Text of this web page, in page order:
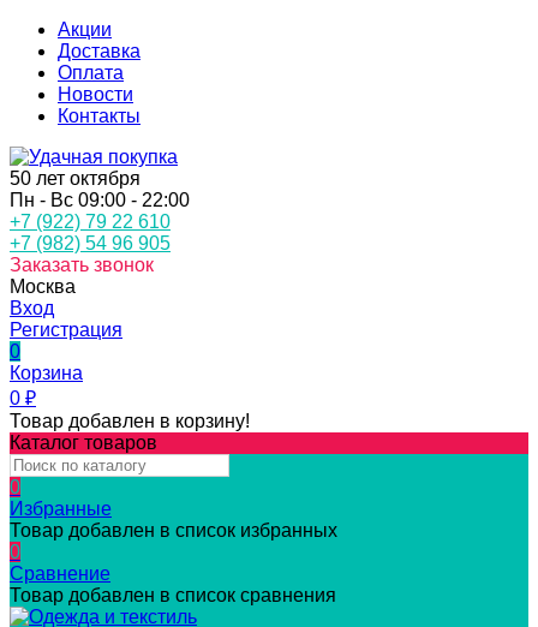
Акции
Доставка
Оплата
Новости
Контакты
50 лет октября
Пн - Вс 09:00 - 22:00
+7 (922) 79 22 610
+7 (982) 54 96 905
Заказать звонок
Москва
Вход
Регистрация
0
Корзина
0 ₽
Товар добавлен в корзину!
Каталог товаров
0
Избранные
Товар добавлен в список избранных
0
Сравнение
Товар добавлен в список сравнения